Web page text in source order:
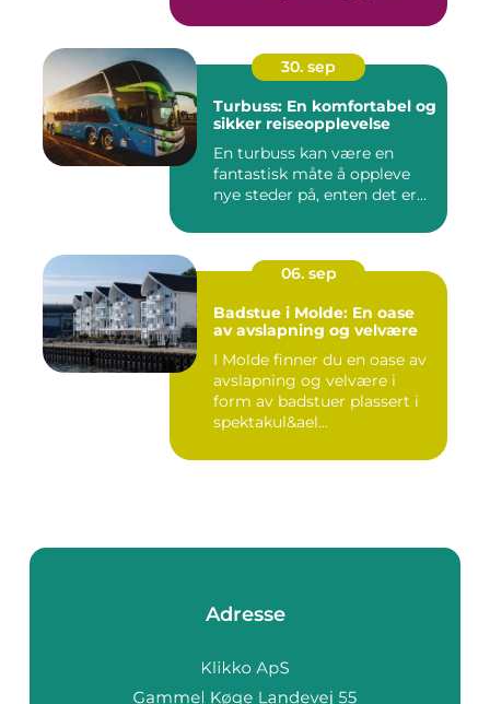
30. sep
Turbuss: En komfortabel og
sikker reiseopplevelse
En turbuss kan være en
fantastisk måte å oppleve
nye steder på, enten det er...
06. sep
Badstue i Molde: En oase
av avslapning og velvære
I Molde finner du en oase av
avslapning og velvære i
form av badstuer plassert i
spektakul&ael...
Adresse